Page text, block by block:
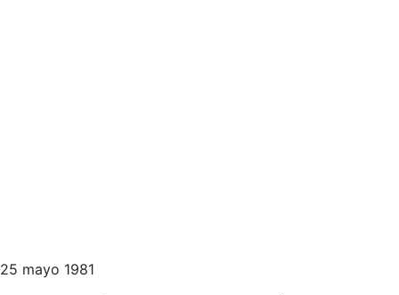
25 mayo 1981